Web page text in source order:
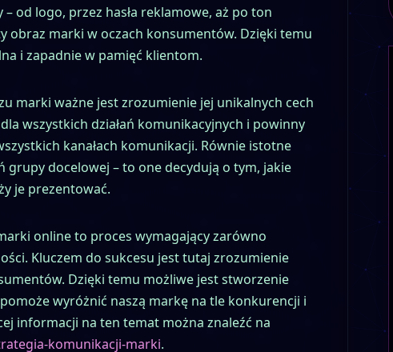
od logo, przez hasła reklamowe, aż po ton
obraz marki w oczach konsumentów. Dzięki temu
i zapadnie w pamięć klientom.
marki ważne jest zrozumienie jej unikalnych cech
wszystkich działań komunikacyjnych i powinny
kanałach komunikacji. Równie istotne
docelowej – to one decydują o tym, jakie
je prezentować.
online to proces wymagający zarówno
Kluczem do sukcesu jest tutaj zrozumienie
Dzięki temu możliwe jest stworzenie
wyróżnić naszą markę na tle konkurencji i
informacji na ten temat można znaleźć na
komunikacji-marki.